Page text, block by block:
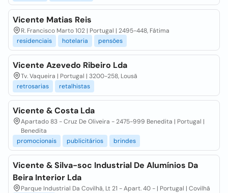
Vicente Matias Reis
R. Francisco Marto 102 | Portugal | 2495-448, Fátima
residenciais
hotelaria pensões
Vicente Azevedo Ribeiro Lda
Tv. Vaqueira | Portugal | 3200-258, Lousã
retrosarias
retalhistas
Vicente & Costa Lda
Apartado 83 - Cruz De Oliveira - 2475-999 Benedita | Portugal |
Benedita
promocionais
publicitários brindes
Vicente & Silva-soc Industrial De Alumínios Da
Beira Interior Lda
Parque Industrial Da Covilhã, Lt 21 - Apart. 40 - | Portugal | Covilhã